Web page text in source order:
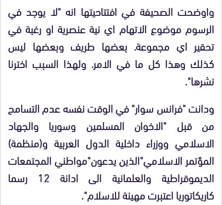
واوضحت الصحيفة في افتتاحيتها انه "لا يوجد في
الرسوم موضوع الاتهام اي نية عنصرية او رغبة في
تحقير اي مجموعة. بعضها طريف وبعضها ليس
كذلك وهذا كل ما في الامر. ولهذا السبب اخترنا
نشرها".
ودانت "فرانس سوار" في الوقت نفسه عدم التسامح
من قبل "الاخوان المسلمين وسوريا والجهاد
الاسلامي ووزراء داخلية الدول العربية و(منظمة)
المؤتمر الاسلامي"الذين يدعون"مواطني المجتمعات
الديموقراطية والعلمانية الى ادانة 12 رسما
كاريكاتوريا اعتبرت مهينة للاسلام".